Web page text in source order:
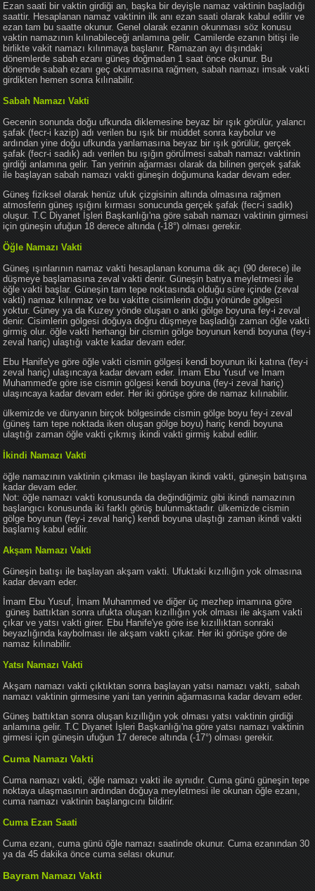
Ezan saati bir vaktin girdiği an, başka bir deyişle namaz vaktinin başladığı
saattir. Hesaplanan namaz vaktinin ilk anı ezan saati olarak kabul edilir ve
ezan tam bu saatte okunur. Genel olarak ezanın okunması söz konusu
vaktin namazının kılınabileceği anlamına gelir. Camilerde ezanın bitişi ile
birlikte vakit namazı kılınmaya başlanır. Ramazan ayı dışındaki
dönemlerde sabah ezanı güneş doğmadan 1 saat önce okunur. Bu
dönemde sabah ezanı geç okunmasına rağmen, sabah namazı imsak vakti
girdikten hemen sonra kılınabilir.
Sabah Namazı Vakti
Gecenin sonunda doğu ufkunda diklemesine beyaz bir ışık görülür, yalancı
şafak (fecr-i kazip) adı verilen bu ışık bir müddet sonra kaybolur ve
ardından yine doğu ufkunda yanlamasına beyaz bir ışık görülür, gerçek
şafak (fecr-i sadık) adı verilen bu ışığın görülmesi sabah namazı vaktinin
girdiği anlamına gelir. Tan yerinin ağarması olarak da bilinen gerçek şafak
ile başlayan sabah namazı vakti güneşin doğumuna kadar devam eder.
Güneş fiziksel olarak henüz ufuk çizgisinin altında olmasına rağmen
atmosferin güneş ışığını kırması sonucunda gerçek şafak (fecr-i sadık)
oluşur. T.C Diyanet İşleri Başkanlığı'na göre sabah namazı vaktinin girmesi
için güneşin ufuğun 18 derece altında (-18°) olması gerekir.
Öğle Namazı Vakti
Güneş ışınlarının namaz vakti hesaplanan konuma dik açı (90 derece) ile
düşmeye başlamasına zeval vakti denir. Güneşin batıya meyletmesi ile
öğle vakti başlar. Güneşin tam tepe noktasında olduğu süre içinde (zeval
vakti) namaz kılınmaz ve bu vakitte cisimlerin doğu yönünde gölgesi
yoktur. Güney ya da Kuzey yönde oluşan o anki gölge boyuna fey-i zeval
denir. Cisimlerin gölgesi doğuya doğru düşmeye başladığı zaman öğle vakti
girmiş olur. öğle vakti herhangi bir cismin gölge boyunun kendi boyuna (fey-i
zeval hariç) ulaştığı vakte kadar devam eder.
Ebu Hanife'ye göre öğle vakti cismin gölgesi kendi boyunun iki katına (fey-i
zeval hariç) ulaşıncaya kadar devam eder. İmam Ebu Yusuf ve İmam
Muhammed'e göre ise cismin gölgesi kendi boyuna (fey-i zeval hariç)
ulaşıncaya kadar devam eder. Her iki görüşe göre de namaz kılınabilir.
ülkemizde ve dünyanın birçok bölgesinde cismin gölge boyu fey-i zeval
(güneş tam tepe noktada iken oluşan gölge boyu) hariç kendi boyuna
ulaştığı zaman öğle vakti çıkmış ikindi vakti girmiş kabul edilir.
İkindi Namazı Vakti
öğle namazının vaktinin çıkması ile başlayan ikindi vakti, güneşin batışına
kadar devam eder.
Not: öğle namazı vakti konusunda da değindiğimiz gibi ikindi namazının
başlangıcı konusunda iki farklı görüş bulunmaktadır. ülkemizde cismin
gölge boyunun (fey-i zeval hariç) kendi boyuna ulaştığı zaman ikindi vakti
başlamış kabul edilir.
Akşam Namazı Vakti
Güneşin batışı ile başlayan akşam vakti. Ufuktaki kızıllığın yok olmasına
kadar devam eder.
İmam Ebu Yusuf, İmam Muhammed ve diğer üç mezhep imamına göre
güneş battıktan sonra ufukta oluşan kızıllığın yok olması ile akşam vakti
çıkar ve yatsı vakti girer. Ebu Hanife'ye göre ise kızıllıktan sonraki
beyazlığında kaybolması ile akşam vakti çıkar. Her iki görüşe göre de
namaz kılınabilir.
Yatsı Namazı Vakti
Akşam namazı vakti çıktıktan sonra başlayan yatsı namazı vakti, sabah
namazı vaktinin girmesine yani tan yerinin ağarmasına kadar devam eder.
Güneş battıktan sonra oluşan kızıllığın yok olması yatsı vaktinin girdiği
anlamına gelir. T.C Diyanet İşleri Başkanlığı'na göre yatsı namazı vaktinin
girmesi için güneşin ufuğun 17 derece altında (-17°) olması gerekir.
Cuma Namazı Vakti
Cuma namazı vakti, öğle namazı vakti ile aynıdır. Cuma günü güneşin tepe
noktaya ulaşmasının ardından doğuya meyletmesi ile okunan öğle ezanı,
cuma namazı vaktinin başlangıcını bildirir.
Cuma Ezan Saati
Cuma ezanı, cuma günü öğle namazı saatinde okunur. Cuma ezanından 30
ya da 45 dakika önce cuma selası okunur.
Bayram Namazı Vakti